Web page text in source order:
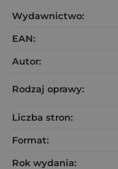
Wydawnictwo:
EAN:
Autor:
Rodzaj oprawy:
Liczba stron:
Format:
Rok wydania: